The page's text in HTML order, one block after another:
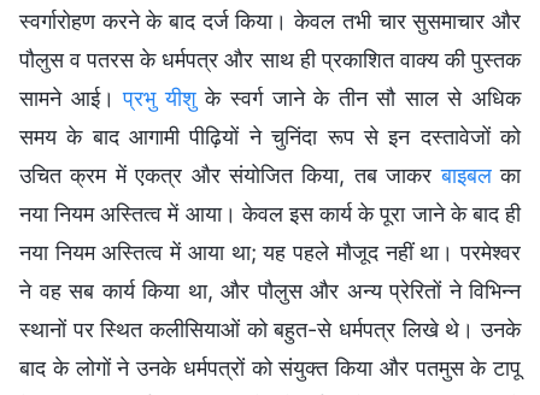
स्वर्गारोहण करने के बाद दर्ज किया। केवल तभी चार सुसमाचार और
पौलुस व पतरस के धर्मपत्र और साथ ही प्रकाशित वाक्य की पुस्तक
सामने आई।प्रभु यीशुके स्वर्ग जाने के तीन सौ साल से अधिक
समय के बाद आगामी पीढ़ियों ने चुनिंदा रूप से इन दस्तावेजों को
उचित क्रम में एकत्र और संयोजित किया, तब जाकरबाइबलका
नया नियम अस्तित्व में आया। केवल इस कार्य के पूरा जाने के बाद ही
नया नियम अस्तित्व में आया था; यह पहले मौजूद नहीं था। परमेश्वर
ने वह सब कार्य किया था, और पौलुस और अन्य प्रेरितों ने विभिन्न
स्थानों पर स्थित कलीसियाओं को बहुत-से धर्मपत्र लिखे थे। उनके
बाद के लोगों ने उनके धर्मपत्रों को संयुक्त किया और पतमुस के टापू